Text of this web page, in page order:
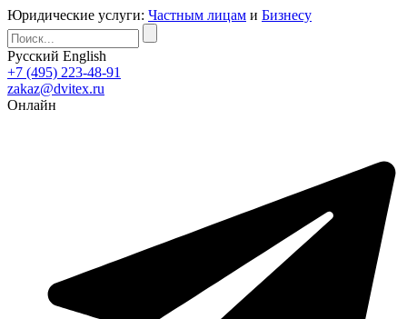
Юридические услуги: Частным лицам и Бизнесу
Русский English
+7 (495) 223-48-91
zakaz@dvitex.ru
Онлайн